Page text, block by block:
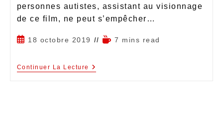
personnes autistes, assistant au visionnage
de ce film, ne peut s’empêcher…
18 octobre 2019 7 mins read
Continuer La Lecture